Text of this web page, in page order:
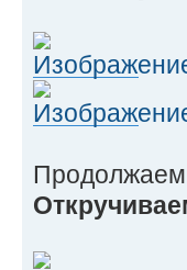
Продолжаем